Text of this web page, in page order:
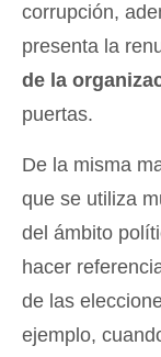
corrupción,
presenta la
de la
puertas.
De la misma
que se utiliza
del ámbito
hacer
de las
ejemplo,